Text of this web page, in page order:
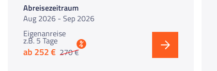
Abreisezeitraum
Aug 2026 - Sep 2026
Eigenanreise
z.B. 5 Tage
ab 252 € 270 €
%